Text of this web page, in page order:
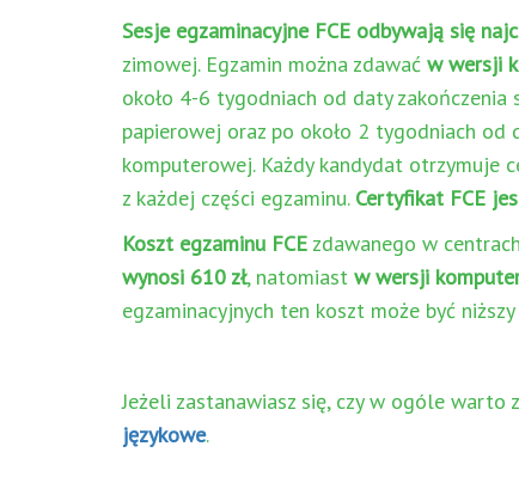
Sesje egzaminacyjne FCE odbywają się
zimowej. Egzamin można zdawać w wersji
około 4-6 tygodniach od daty
papierowej oraz po około 2 tygodniach
komputerowej. Każdy kandydat otrzymuje
z każdej części egzaminu. Certyfikat FCE
Koszt egzaminu FCE zdawanego w
wynosi 610 zł, natomiast w wersji
egzaminacyjnych ten koszt może być
Jeżeli zastanawiasz się, czy w ogóle
językowe.